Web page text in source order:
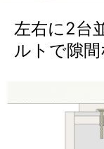
左右に2台
ルトで隙間